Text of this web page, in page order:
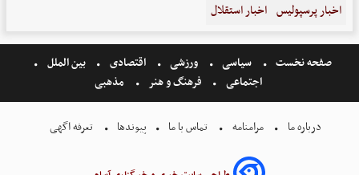
اخبار پرسپولیس اخبار استقلال
صفحه نخست سیاسی ورزشی اقتصادی
بین الملل
اجتماعی
فرهنگ و هنر مذهبی
درباره ما مرامنامه تماس با ما پیوندها تعرفه اگهی